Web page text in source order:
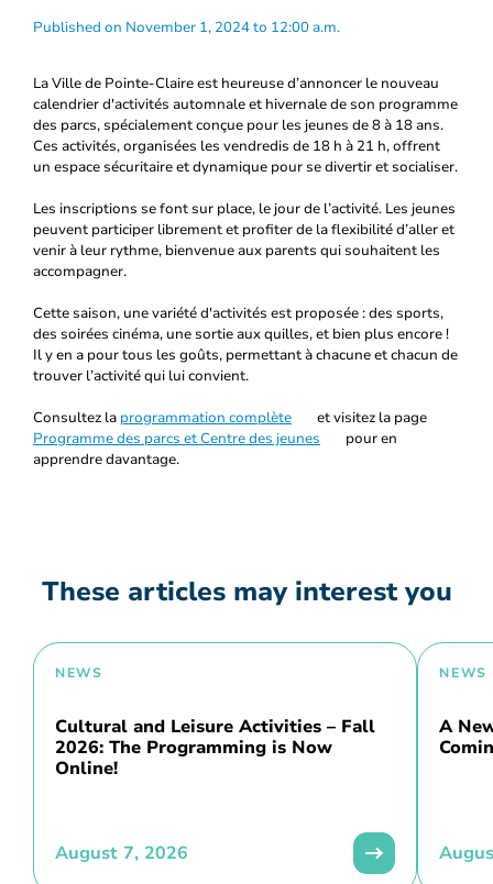
Published on November 1, 2024 to 12:00 a.m.
La Ville de Pointe-Claire est heureuse d’annoncer le nouveau
calendrier d'activités automnale et hivernale de son programme
des parcs, spécialement conçue pour les jeunes de 8 à 18 ans.
Ces activités, organisées les vendredis de 18 h à 21 h, offrent
un espace sécuritaire et dynamique pour se divertir et socialiser.
Les inscriptions se font sur place, le jour de l’activité. Les jeunes
peuvent participer librement et profiter de la flexibilité d’aller et
venir à leur rythme, bienvenue aux parents qui souhaitent les
accompagner.
Cette saison, une variété d'activités est proposée : des sports,
des soirées cinéma, une sortie aux quilles, et bien plus encore !
Il y en a pour tous les goûts, permettant à chacune et chacun de
trouver l’activité qui lui convient.
Consultez la programmation complète
et visitez la page
Programme des parcs et Centre des jeunes
pour en
apprendre davantage.
These articles may interest you
NEWS
Cultural and Leisure Activities – Fall
2026: The Programming is Now
Online!
August 7, 2026
NEWS
A